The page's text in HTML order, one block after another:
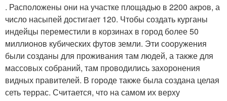
. Расположены они на участке площадью в 2200 акров, а
число насыпей достигает 120. Чтобы создать курганы
индейцы переместили в корзинах в город более 50
миллионов кубических футов земли. Эти сооружения
были созданы для проживания там людей, а также для
массовых собраний, там проводились захоронения
видных правителей. В городе также была создана целая
сеть террас. Считается, что на самом их верху